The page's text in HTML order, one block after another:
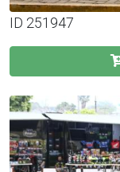
ID 251947